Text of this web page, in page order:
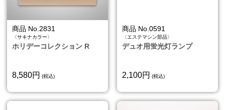
商品 No.2831
〈サキナカラー〉
ホリデーコレクション R
8,580円 (税込)
商品 No.0591
〈エステマシン部品〉
デュオ用蛍光灯ランプ
2,100円 (税込)